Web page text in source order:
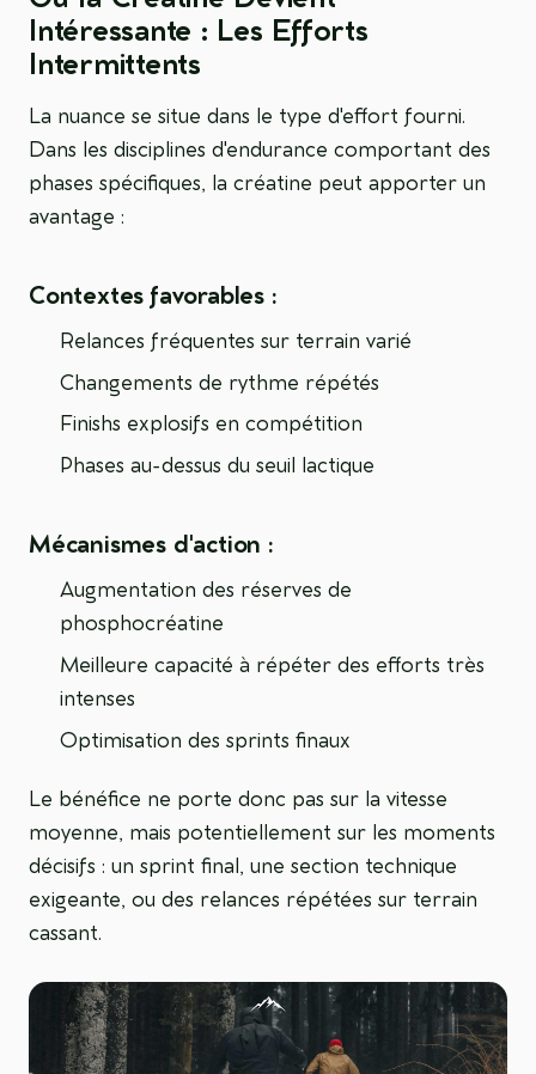
Intéressante : Les Efforts
Intermittents
La nuance se situe dans le type d'effort fourni.
Dans les disciplines d'endurance comportant des
phases spécifiques, la créatine peut apporter un
avantage :
Contextes favorables :
Relances fréquentes sur terrain varié
Changements de rythme répétés
Finishs explosifs en compétition
Phases au-dessus du seuil lactique
Mécanismes d'action :
Augmentation des réserves de
phosphocréatine
Meilleure capacité à répéter des efforts très
intenses
Optimisation des sprints finaux
Le bénéfice ne porte donc pas sur la vitesse
moyenne, mais potentiellement sur les moments
décisifs : un sprint final, une section technique
exigeante, ou des relances répétées sur terrain
cassant.